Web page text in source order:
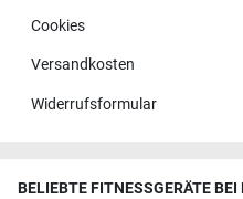
Cookies
Versandkosten
Widerrufsformular
BELIEBTE FITNESSGERÄTE